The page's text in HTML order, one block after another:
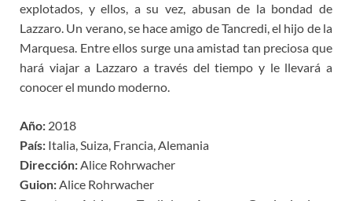
explotados, y ellos, a su vez, abusan de la bondad de
Lazzaro. Un verano, se hace amigo de Tancredi, el hijo de la
Marquesa. Entre ellos surge una amistad tan preciosa que
hará viajar a Lazzaro a través del tiempo y le llevará a
conocer el mundo moderno.
Año: 2018
País: Italia, Suiza, Francia, Alemania
Dirección:Alice Rohrwacher
Guion:Alice Rohrwacher